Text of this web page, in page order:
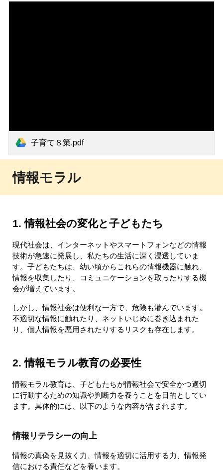
子育て８策.pdf
情報モラル
1. 情報社会の変化と子どもたち
現代社会は、インターネットやスマートフォンなどの情報
技術が急速に発展し、私たちの生活に深く浸透していま
す。子どもたちは、幼い頃からこれらの情報機器に触れ、
情報を収集したり、コミュニケーションを取ったりする機
会が増えています。
しかし、情報社会は便利な一方で、危険も潜んでいます。
不適切な情報に触れたり、ネットいじめに巻き込まれた
り、個人情報を悪用されたりするリスクも存在します。
2. 情報モラル教育の必要性
情報モラル教育は、子どもたちが情報社会で安全かつ適切
に行動するための知識や判断力を養うことを目的としてい
ます。具体的には、以下のような内容が含まれます。
情報リテラシーの向上
情報の真偽を見抜く力、情報を適切に活用する力、情報発
信における責任などを養います。